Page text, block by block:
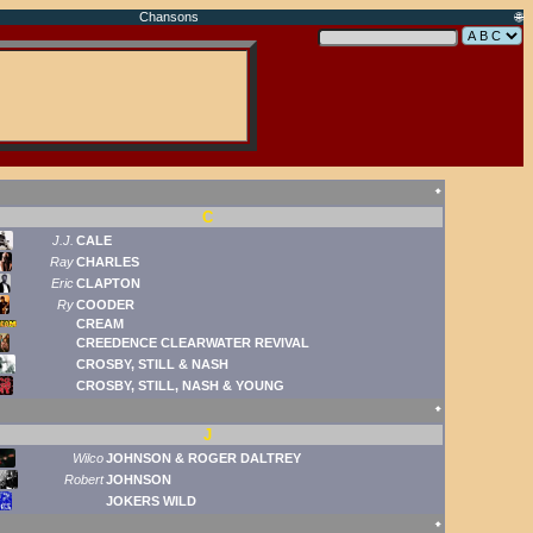
Chansons 🌐
🠹
C
J.J. CALE
Ray CHARLES
Eric CLAPTON
Ry COODER
CREAM
CREEDENCE CLEARWATER REVIVAL
CROSBY, STILL & NASH
CROSBY, STILL, NASH & YOUNG
🠹
J
Wilco JOHNSON & ROGER DALTREY
Robert JOHNSON
JOKERS WILD
🠹